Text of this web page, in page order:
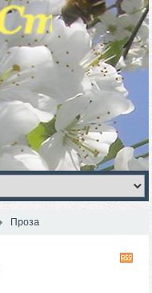
Проза